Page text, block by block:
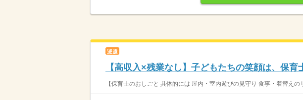
派遣
【高収入×残業なし】子どもたちの笑顔は、保育
【保育士のおしごと 具体的には 屋内・室内遊びの見守り 食事・着替えの